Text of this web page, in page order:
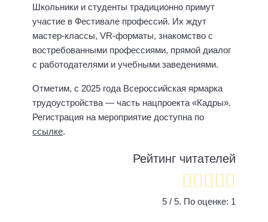
Школьники и студенты традиционно примут
участие в Фестивале профессий. Их ждут
мастер-классы, VR-форматы, знакомство с
востребованными профессиями, прямой диалог
с работодателями и учебными заведениями.
Отметим, с 2025 года Всероссийская ярмарка
трудоустройства — часть нацпроекта «Кадры».
Регистрация на мероприятие доступна по
ссылке.
Рейтинг читателей
5 / 5. По оценке: 1